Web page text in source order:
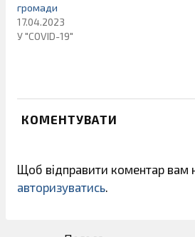
громади
17.04.2023
У "COVID-19"
КОМЕНТУВАТИ
Щоб відправити коментар вам
авторизуватись